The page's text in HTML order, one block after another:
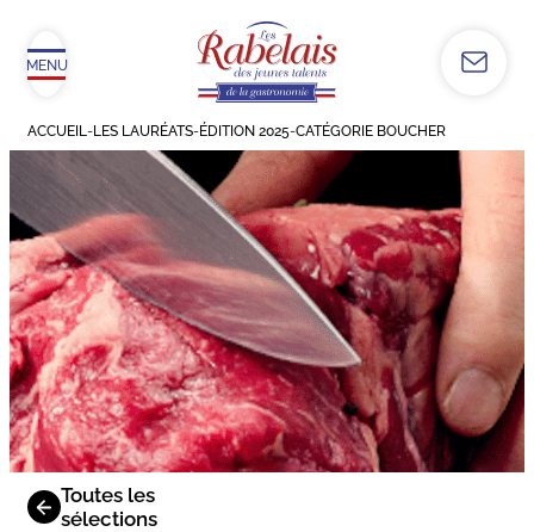
MENU
ACCUEIL-LES LAURÉATS-ÉDITION 2025-CATÉGORIE BOUCHER
Toutes les
sélections